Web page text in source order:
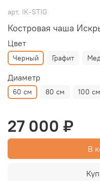
арт. IK-STIG
Костровая чаша
Цвет
Черный Графит
Диаметр
60 см 80 см 100 см
27 000 ₽
В